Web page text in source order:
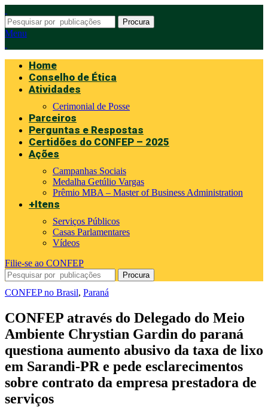
Procura
Menu
Home
Conselho de Ética
Atividades
Cerimonial de Posse
Parceiros
Perguntas e Respostas
Certidões do CONFEP – 2025
Ações
Campanhas Sociais
Medalha Getúlio Vargas
Prêmio MBA – Master of Business Administration
+Itens
Serviços Públicos
Casas Parlamentares
Vídeos
Filie-se ao CONFEP
Procura
CONFEP no Brasil, Paraná
CONFEP através do Delegado do Meio
Ambiente Chrystian Gardin do paraná
questiona aumento abusivo da taxa de lixo
em Sarandi-PR e pede esclarecimentos
sobre contrato da empresa prestadora de
serviços